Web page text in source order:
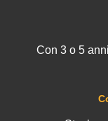
Con 3 o 5